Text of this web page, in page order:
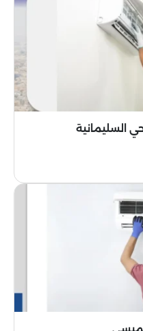
السليمانية